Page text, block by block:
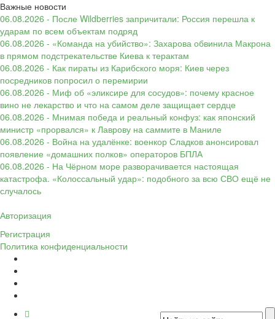
Важные новости
06.08.2026 - После Wildberries запричитали: Россия перешла к
ударам по всем объектам подряд
06.08.2026 - «Команда на убийство»: Захарова обвинила Макрона
в прямом подстрекательстве Киева к терактам
06.08.2026 - Как пираты из Карибского моря: Киев через
посредников попросил о перемирии
06.08.2026 - Миф об «эликсире для сосудов»: почему красное
вино не лекарство и что на самом деле защищает сердце
06.08.2026 - Мнимая победа и реальный конфуз: как японский
министр «прорвался» к Лаврову на саммите в Маниле
06.08.2026 - Война на удалёнке: военкор Сладков анонсировал
появление «домашних полков» операторов БПЛА
06.08.2026 - На Чёрном море разворачивается настоящая
катастрофа. «Колоссальный удар»: подобного за всю СВО ещё не
случалось
Авторизация
Регистрация
Политика конфиденциальности